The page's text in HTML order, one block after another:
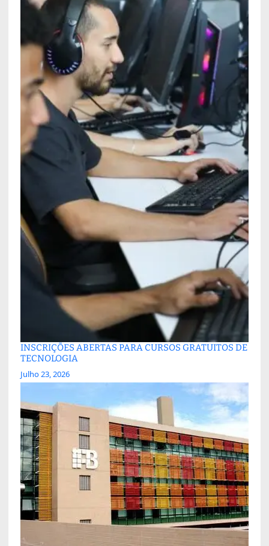
INSCRIÇÕES ABERTAS PARA CURSOS GRATUITOS DE
TECNOLOGIA
Julho 23, 2026